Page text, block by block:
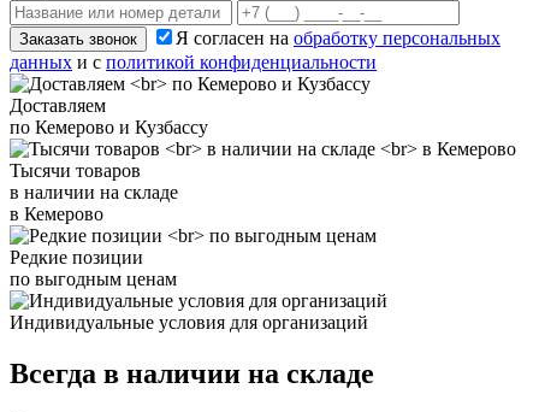
Заказать звонок Я согласен на обработку персональных
данных и с политикой конфиденциальности
Доставляем
по Кемерово и Кузбассу
Тысячи товаров
в наличии на складе
в Кемерово
Редкие позиции
по выгодным ценам
Индивидуальные условия для организаций
Всегда в наличии на складе